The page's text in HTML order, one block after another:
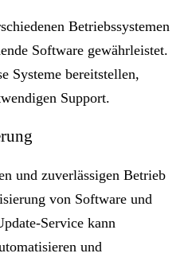
Betriebssystemen
Software gewährleistet.
Systeme bereitstellen,
Support.
und zuverlässigen Betrieb
von Software und
Service kann
und